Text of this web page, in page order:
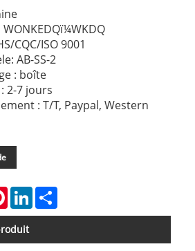
CQC/ISO 9001
AB-SS-2
: boîte
2-7 jours
: T/T, Paypal, Western
PinterestLinkedIn